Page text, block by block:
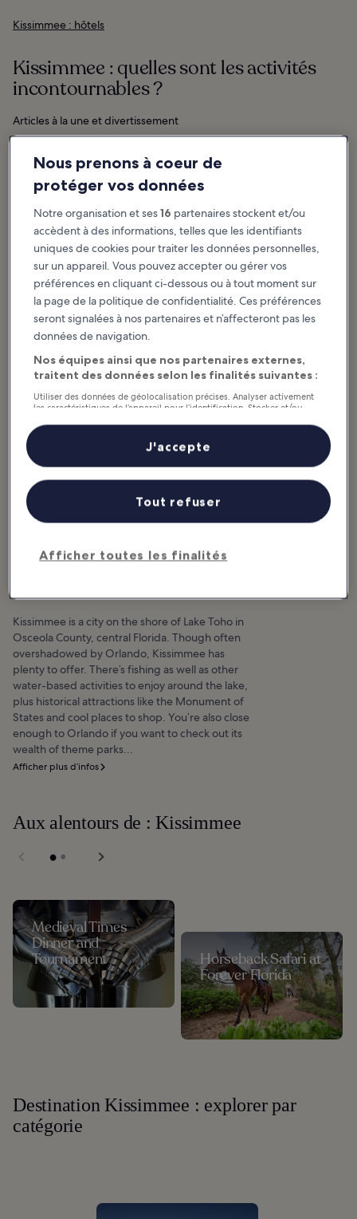
Kissimmee : hôtels
Kissimmee : quelles sont les activités
incontournables ?
Articles à la une et divertissement
central Florida. Though often overshadowed by Orlando,
Kissimmee has plenty to offer. There’s fishing as well as other
attractions like the Monument of States and cool places to shop.
You’re also close enough to Orlando if you want to check out its
wealth of theme parks. This is Florida, so the weather is warm
and...Afficher plus d’infos
10 Things to Do in
Kissimmee
Kissimmee is a city on the shore of Lake Toho in
Osceola County, central Florida. Though often
overshadowed by Orlando, Kissimmee has
plenty to offer. There’s fishing as well as other
water-based activities to enjoy around the lake,
plus historical attractions like the Monument of
States and cool places to shop. You’re also close
enough to Orlando if you want to check out its
wealth of theme parks...
Afficher plus d’infos
Aux alentours de : Kissimmee
Medieval Times
Dinner and
Tournament
Horseback Safari at
Forever Florida
Destination Kissimmee : explorer par
catégorie
Nous prenons à coeur de
protéger vos données
Notre organisation et ses16 partenaires stockent et/ou
accèdent à des informations, telles que les identifiants
uniques de cookies pour traiter les données personnelles,
sur un appareil. Vous pouvez accepter ou gérer vos
préférences en cliquant ci-dessous ou à tout moment sur
la page de la politique de confidentialité. Ces préférences
seront signalées à nos partenaires et n’affecteront pas les
données de navigation.
Nos équipes ainsi que nos partenaires externes,
traitent des données selon les finalités suivantes :
Utiliser des données de géolocalisation précises. Analyser activement
les caractéristiques de l’appareil pour l’identification. Stocker et/ou
personnalisés, mesure de performance des publicités et du contenu,
études d’audience et développement de services.
Liste de nos partenaires (fournisseurs)
Afficher toutes les finalités
Tout refuser
J'accepte